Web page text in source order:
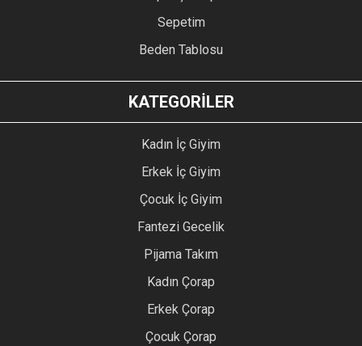
Sepetim
Beden Tablosu
KATEGORİLER
Kadın İç Giyim
Erkek İç Giyim
Çocuk İç Giyim
Fantezi Gecelik
Pijama Takım
Kadın Çorap
Erkek Çorap
Çocuk Çorap